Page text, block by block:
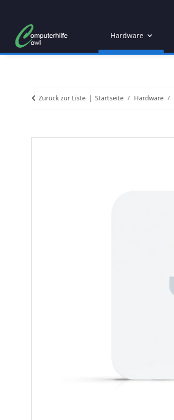
Hardware
Zurück zur Liste Startseite Hardware